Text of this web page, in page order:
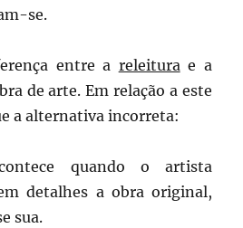
se.
entre a releiturae a
de arte. Em relação a este
a alternativa incorreta:
quando o artista
detalhes a obra original,
sua.